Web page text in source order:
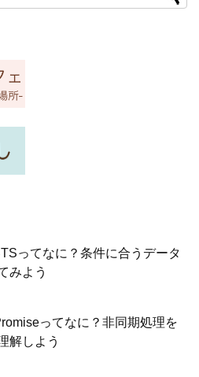
ってなに？条件に合うデータ
みよう
ってなに？非同期処理を
解しよう